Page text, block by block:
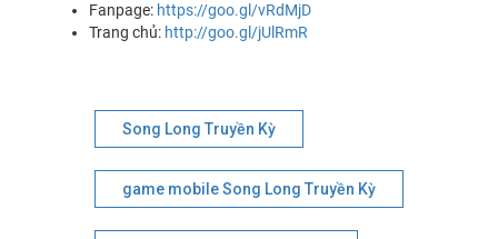
Fanpage: https://goo.gl/vRdMjD
Trang chủ: http://goo.gl/jUlRmR
Song Long Truyền Kỳ
game mobile Song Long Truyền Kỳ